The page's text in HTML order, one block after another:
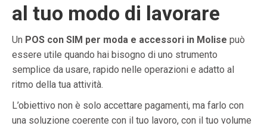
al tuo modo di lavorare
Un POS con SIM per moda e accessori in Molise può
essere utile quando hai bisogno di uno strumento
semplice da usare, rapido nelle operazioni e adatto al
ritmo della tua attività.
L’obiettivo non è solo accettare pagamenti, ma farlo con
una soluzione coerente con il tuo lavoro, con il tuo volume